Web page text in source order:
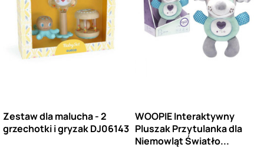
Zestaw dla malucha - 2
grzechotki i gryzak DJ06143
WOOPIE Interaktywny
Pluszak Przytulanka dla
Niemowląt Światło...